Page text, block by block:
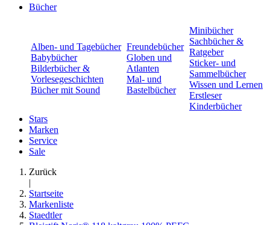
Bücher
Alben- und Tagebücher
Babybücher
Bilderbücher &
Vorlesegeschichten
Bücher mit Sound
Freundebücher
Globen und
Atlanten
Mal- und
Bastelbücher
Minibücher
Sachbücher &
Ratgeber
Sticker- und
Sammelbücher
Wissen und Lernen
Erstleser
Kinderbücher
Stars
Marken
Service
Sale
Zurück
|
Startseite
Markenliste
Staedtler